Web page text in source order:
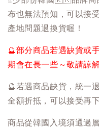
布也無法預知，可以接
產地問題退換貨喔！
🔮部分商品若遇缺貨或
期會在長一些～敬請諒解
🔮 若遇商品缺貨，統一
全額折抵，可以接受再
商品從韓國入境須通過